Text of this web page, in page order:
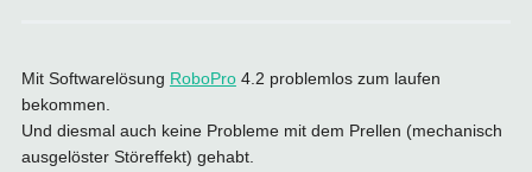
Mit Softwarelösung RoboPro4.2 problemlos zum laufen
bekommen.
Und diesmal auch keine Probleme mit dem Prellen (mechanisch
ausgelöster Störeffekt) gehabt.